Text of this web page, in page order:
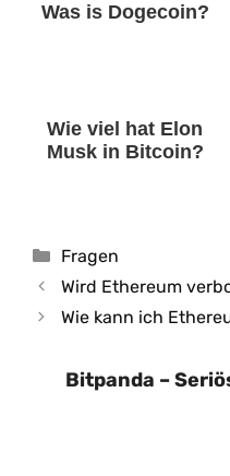
Was is Dogecoin?
Wie viel hat Elon
Musk in Bitcoin?
Kategorien
Fragen
Wird Ethereum
Wie kann ich
Bitpanda –